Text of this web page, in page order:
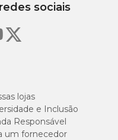
lojas
e Inclusão
Responsável
um fornecedor
sociais